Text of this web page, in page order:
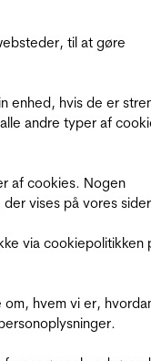
til at gøre
enhed, hvis de er
andre typer af
af cookies. Nogen
vises på vores
via cookiepolitikken
hvem vi er,